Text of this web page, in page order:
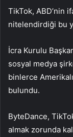
TikTok, ABD’nin
nitelendirdiği bu
İcra Kurulu
sosyal medya
binlerce
bulundu.
ByteDance,
almak zorunda